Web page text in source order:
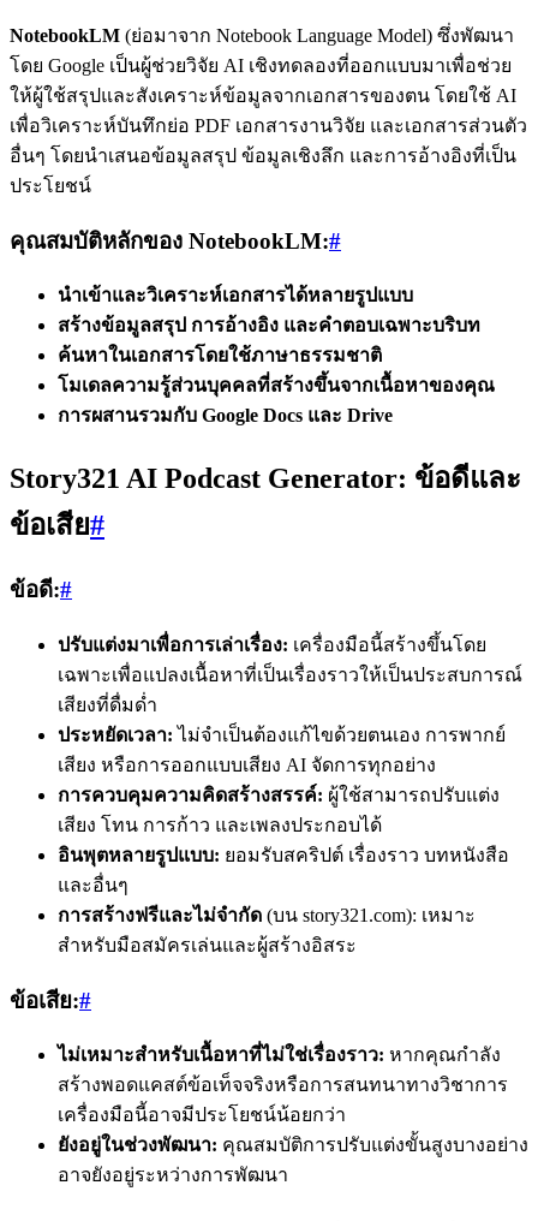
NotebookLM (ย่อมาจาก Notebook Language Model) ซึ่งพัฒนา
โดย Google เป็นผู้ช่วยวิจัย AI เชิงทดลองที่ออกแบบมาเพื่อช่วย
ให้ผู้ใช้สรุปและสังเคราะห์ข้อมูลจากเอกสารของตน โดยใช้ AI
เพื่อวิเคราะห์บันทึกย่อ PDF เอกสารงานวิจัย และเอกสารส่วนตัว
อื่นๆ โดยนำเสนอข้อมูลสรุป ข้อมูลเชิงลึก และการอ้างอิงที่เป็น
ประโยชน์
คุณสมบัติหลักของ NotebookLM:#
นำเข้าและวิเคราะห์เอกสารได้หลายรูปแบบ
สร้างข้อมูลสรุป การอ้างอิง และคำตอบเฉพาะบริบท
ค้นหาในเอกสารโดยใช้ภาษาธรรมชาติ
โมเดลความรู้ส่วนบุคคลที่สร้างขึ้นจากเนื้อหาของคุณ
การผสานรวมกับ Google Docs และ Drive
Story321 AI Podcast Generator: ข้อดีและ
ข้อเสีย#
ข้อดี:#
ปรับแต่งมาเพื่อการเล่าเรื่อง: เครื่องมือนี้สร้างขึ้นโดย
เฉพาะเพื่อแปลงเนื้อหาที่เป็นเรื่องราวให้เป็นประสบการณ์
เสียงที่ดื่มด่ำ
ประหยัดเวลา: ไม่จำเป็นต้องแก้ไขด้วยตนเอง การพากย์
เสียง หรือการออกแบบเสียง AI จัดการทุกอย่าง
การควบคุมความคิดสร้างสรรค์: ผู้ใช้สามารถปรับแต่ง
เสียง โทน การก้าว และเพลงประกอบได้
อินพุตหลายรูปแบบ: ยอมรับสคริปต์ เรื่องราว บทหนังสือ
และอื่นๆ
การสร้างฟรีและไม่จำกัด (บน story321.com): เหมาะ
สำหรับมือสมัครเล่นและผู้สร้างอิสระ
ข้อเสีย:#
ไม่เหมาะสำหรับเนื้อหาที่ไม่ใช่เรื่องราว: หากคุณกำลัง
สร้างพอดแคสต์ข้อเท็จจริงหรือการสนทนาทางวิชาการ
เครื่องมือนี้อาจมีประโยชน์น้อยกว่า
ยังอยู่ในช่วงพัฒนา: คุณสมบัติการปรับแต่งขั้นสูงบางอย่าง
อาจยังอยู่ระหว่างการพัฒนา